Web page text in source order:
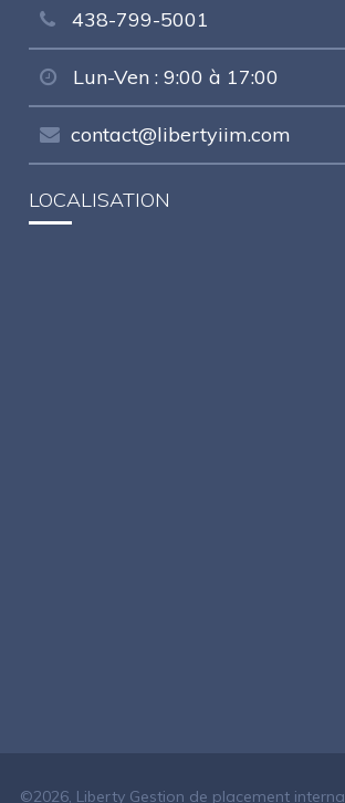
438-799-5001
Lun-Ven : 9:00 à 17:00
contact@libertyiim.com
LOCALISATION
©2026, Liberty Gestion de placement